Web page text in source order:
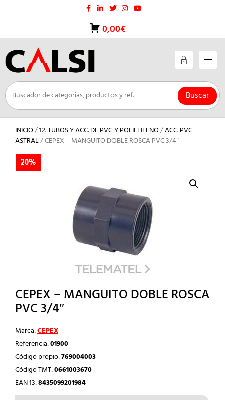
0,00€
Buscar
INICIO/12. TUBOS Y ACC. DE PVC Y POLIETILENO/ACC. PVC
ASTRAL/ CEPEX – MANGUITO DOBLE ROSCA PVC 3/4″
20%
CEPEX – MANGUITO DOBLE ROSCA
PVC 3/4″
Marca:CEPEX
Referencia:01900
Código propio:769004003
Código TMT:0661003670
EAN 13:8435099201984
20%